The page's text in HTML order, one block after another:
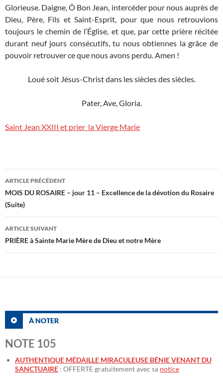
Glorieuse. Daigne, Ô Bon Jean, intercéder pour nous auprès de
Dieu, Père, Fils et Saint-Esprit, pour que nous retrouvions
toujours le chemin de l’Église, et que, par cette prière récitée
durant neuf jours consécutifs, tu nous obtiennes la grâce de
pouvoir retrouver ce que nous avons perdu. Amen !
Loué soit Jésus-Christ dans les siècles des siècles.
Pater, Ave, Gloria.
Saint Jean XXIII et prier la Vierge Marie
Navigation
des
articles
ARTICLE PRÉCÉDENT
MOIS DU ROSAIRE – jour 11 – Excellence de la dévotion du Rosaire
(Suite)
ARTICLE SUIVANT
PRIÈRE à Sainte Marie Mère de Dieu et notre Mère
À NOTER
NOTE 105
AUTHENTIQUE MÉDAILLE MIRACULEUSE BÉNIE VENANT DU
SANCTUAIRE : OFFERTE gratuitement avec sa notice